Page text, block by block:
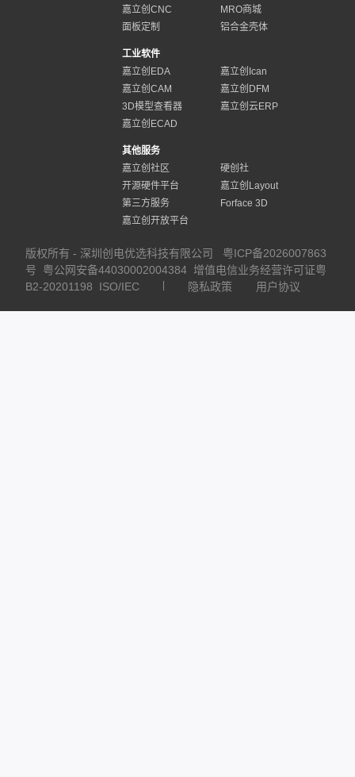
嘉立创CNC
MRO商城
面板定制
铝合金壳体
工业软件
嘉立创EDA
嘉立创Ican
嘉立创CAM
嘉立创DFM
3D模型查看器
嘉立创云ERP
嘉立创ECAD
其他服务
嘉立创社区
硬创社
开源硬件平台
嘉立创Layout
第三方服务
Forface 3D
嘉立创开放平台
版权所有 - 深圳创电优选科技有限公司
粤ICP备2026007863
号
粤公网安备44030002004384 增值电信业务经营许可证粤
B2-20201198
ISO/IEC 隐私政策 用户协议